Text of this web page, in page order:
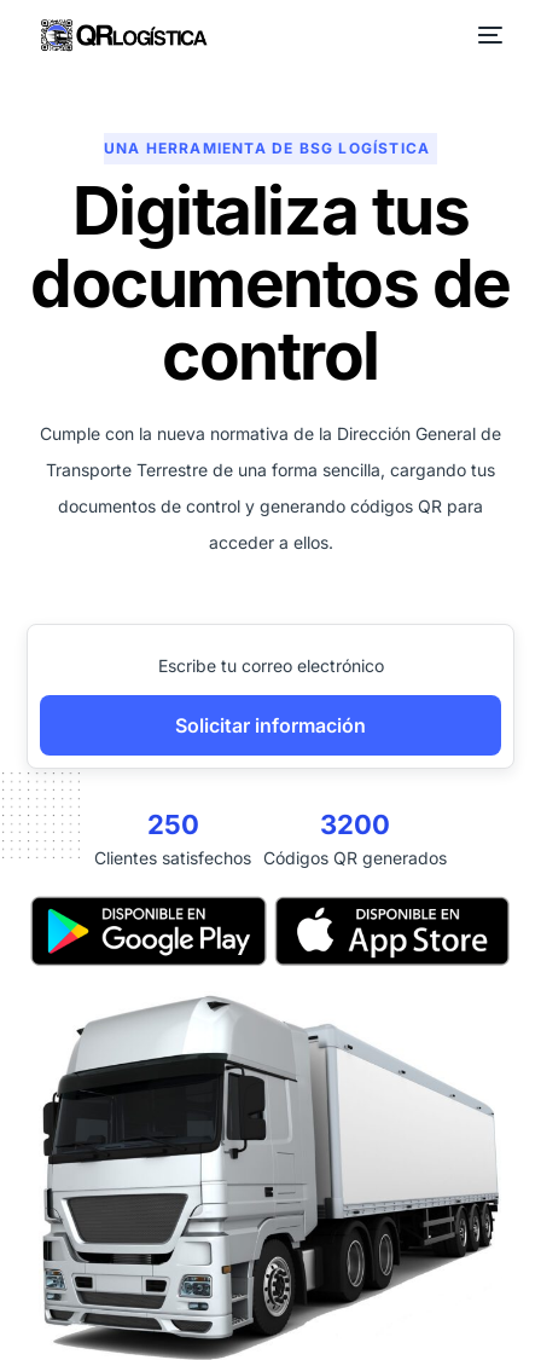
UNA HERRAMIENTA DE BSG LOGÍSTICA
Digitaliza tus
documentos de
control
Cumple con la nueva normativa de la Dirección General de
Transporte Terrestre de una forma sencilla, cargando tus
documentos de control y generando códigos QR para
acceder a ellos.
Solicitar información
250
Clientes satisfechos
3200
Códigos QR generados